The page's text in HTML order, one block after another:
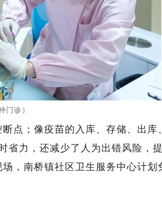
门诊）
；像疫苗的入库、存储、出库
省力，还减少了人为出错风险，
，南桥镇社区卫生服务中心计划